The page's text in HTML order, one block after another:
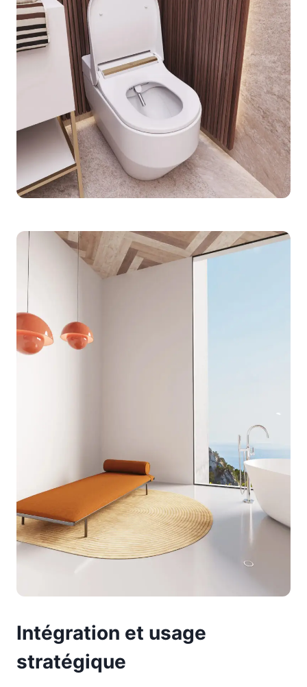
Intégration et usage
stratégique